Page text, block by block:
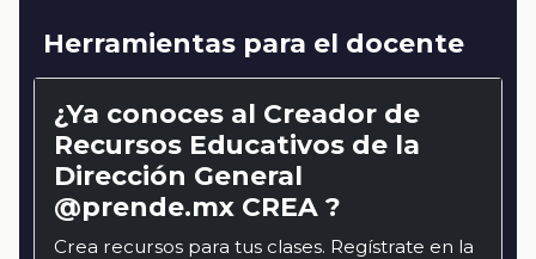
Herramientas para el docente
¿Ya conoces al Creador de
Recursos Educativos de la
Dirección General
@prende.mx CREA ?
Crea recursos para tus clases. Regístrate en la